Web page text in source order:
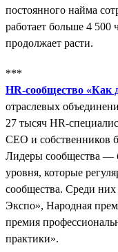
постоянного найма
работает больше 4 500
продолжает расти.
***
HR-сообщество «Как
отраслевых
27 тысяч HR-
СЕО и собственников
Лидеры сообщества —
уровня, которые
сообщества. Среди
Экспо», Народная
премия
практики».